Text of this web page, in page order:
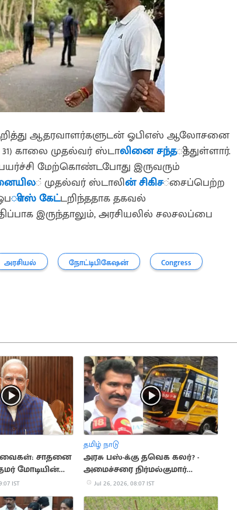
ஆதரவாளர்களுடன் ஓபிஎஸ் ஆலோசனை
காலை முதல்வர் ஸ்டாலினை சந்தித்துள்ளார்.
மேற்கொண்டபோது இருவரும்
் முதல்வர் ஸ்டாலின் சிகிச்சைப்பெற்ற
ிஎஸ் கேட்டறிந்ததாக தகவல்
இருந்தாலும், அரசியலில் சலசலப்பை
அரசியல் நோட்டிபிகேஷன் Congress
சாதனை
மோடியின்
IST
தமிழ் நாடு
அரசு பஸ்-க்கு தவெக கலர்? -
அமைச்சரை நிர்மல்குமார்
விளக்கம்
Jul 26, 2026, 08:07 IST